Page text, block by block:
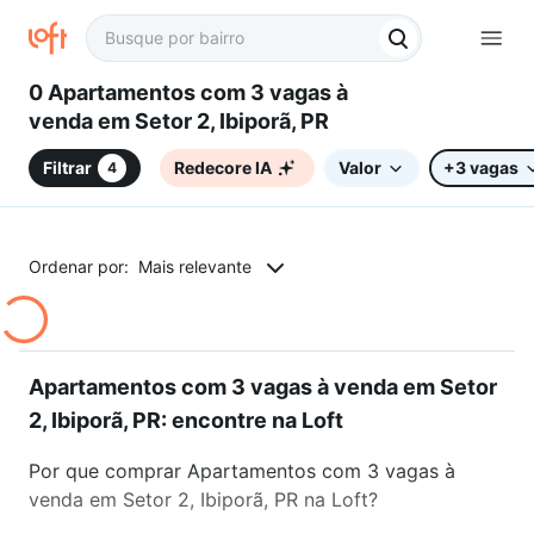
0 Apartamentos com 3 vagas à
venda em Setor 2, Ibiporã, PR
Filtrar 4 Redecore IA Valor +3 vagas
Ordenar por: Mais relevante
Apartamentos com 3 vagas à venda em Setor
2, Ibiporã, PR: encontre na Loft
Por que comprar Apartamentos com 3 vagas à
venda em Setor 2, Ibiporã, PR na Loft?